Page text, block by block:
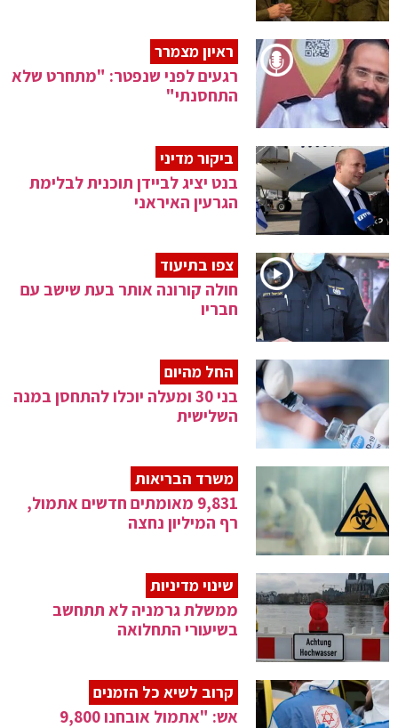
ראיון מצמרר
רגעים לפני שנפטר: "מתחרט שלא
התחסנתי"
ביקור מדיני
בנט יציג לביידן תוכנית לבלימת
הגרעין האיראני
צפו בתיעוד
חולה קורונה אותר בעת שישב עם
חבריו
החל מהיום
בני 30 ומעלה יוכלו להתחסן במנה
השלישית
משרד הבריאות
9,831 מאומתים חדשים אתמול,
רף המיליון נחצה
שינוי מדיניות
ממשלת גרמניה לא תתחשב
בשיעורי התחלואה
קרוב לשיא כל הזמנים
אש: "אתמול אובחנו 9,800